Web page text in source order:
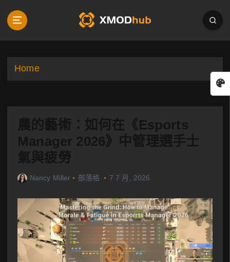
p
Home
農的藝術：如何在《Esports
Manager 2026》中管理選手士
氣與疲勞
Nancy Miller 部落格 7 7 月, 2026